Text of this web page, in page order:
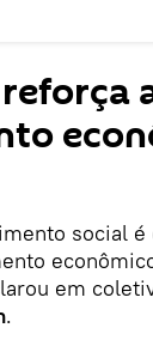
social
em
.